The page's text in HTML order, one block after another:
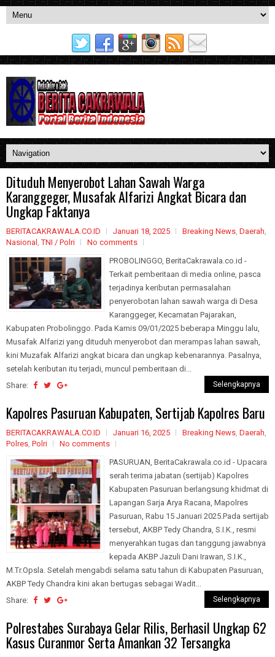
Dituduh Menyerobot Lahan Sawah Warga
Karanggeger, Musafak Alfarizi Angkat Bicara dan
Ungkap Faktanya
BERITACAKRAWALA.CO.ID Januari 18, 2025 Breaking News, Daerah,
Nasional ,TNI / Polri
No comments
PROBOLINGGO, BeritaCakrawala.co.id -
Terkait pemberitaan di media online, pasca
terjadinya keributan permasalahan
penyerobotan lahan sawah warga di Desa
Karanggeger, Kecamatan Pajarakan,
Kabupaten Probolinggo. Pada Kamis 09/01/2025 beberapa Minggu lalu,
Musafak Alfarizi yang dituduh menyerobot dan merampas lahan sawah,
kini Muzafak Alfarizi angkat bicara dan ungkap kebenarannya. Pasalnya,
setelah keributan itu terjadi, muncul pemberitaan di...
Share:
Selengkapnya
Kapolres Pasuruan Kabupaten, Sertijab Kapolres Baru
BERITACAKRAWALA.CO.ID Januari 16, 2025 Breaking News, Daerah,
Polres, Polri
No comments
PASURUAN, BeritaCakrawala.co.id - Upacara
serah terima jabatan (sertijab) Kapolres
Kabupaten Pasuruan berlangsung khidmat di
Lapangan Sarja Arya Racana, Mapolres
Pasuruan, Rabu 15 Januari 2025.Pada sertijab
tersebut, AKBP Tedy Chandra, S.I.K., resmi
menyerahkan tugas dan tanggung jawabnya
kepada AKBP Jazuli Dani Irawan, S.I.K.,
M.Tr.Opsla. Setelah mengabdi selama satu tahun di Kabupaten Pasuruan,
AKBP Tedy Chandra kini akan bertugas sebagai Wadit...
Share:
Selengkapnya
Polrestabes Surabaya Gelar Rilis, Berhasil Ungkap 62
Kasus Curanmor Serta Amankan 32 Tersangka